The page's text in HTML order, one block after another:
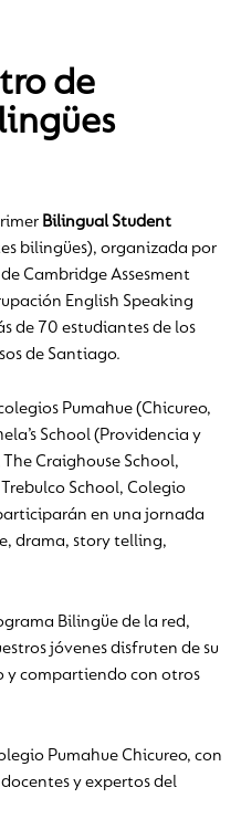
de
Bilingual Student
bilingües), organizada por
Cambridge Assesment
English Speaking
de 70 estudiantes de los
de Santiago.
Pumahue (Chicureo,
School (Providencia y
Craighouse School,
School, Colegio
en una jornada
drama, story telling,
Bilingüe de la red,
jóvenes disfruten de su
y compartiendo con otros
Pumahue Chicureo, con
y expertos del